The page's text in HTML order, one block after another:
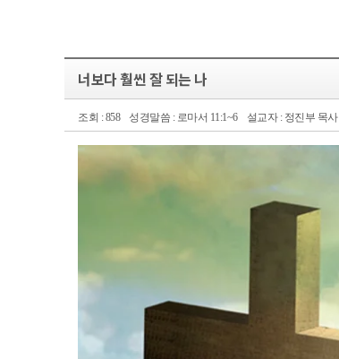
너보다 훨씬 잘 되는 나
조회 : 858 성경말씀 : 로마서 11:1~6 설교자 : 정진부 목사